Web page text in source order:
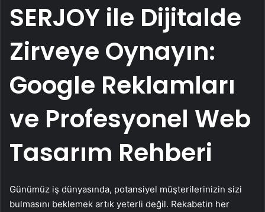
SERJOY ile Dijitalde
Zirveye Oynayın:
Google Reklamları
ve Profesyonel Web
Tasarım Rehberi
Günümüz iş dünyasında, potansiyel müşterilerinizin sizi
bulmasını beklemek artık yeterli değil. Rekabetin her